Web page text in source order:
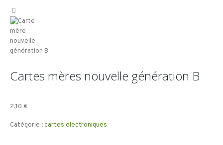
Cartes mères nouvelle génération B
2,10 €
Catégorie :cartes electroniques